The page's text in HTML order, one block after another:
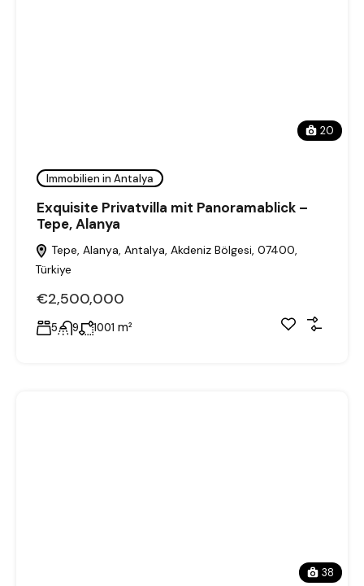
20
Immobilien in Antalya
Exquisite Privatvilla mit Panoramablick –
Tepe, Alanya
Tepe, Alanya, Antalya, Akdeniz Bölgesi, 07400,
Türkiye
€2,500,000
5 9 1001 m²
38